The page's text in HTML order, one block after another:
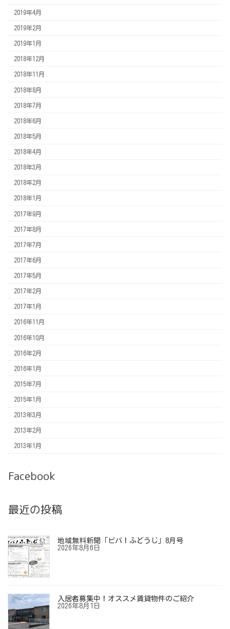
2019年4月
2019年2月
2019年1月
2018年12月
2018年11月
2018年8月
2018年7月
2018年6月
2018年5月
2018年4月
2018年3月
2018年2月
2018年1月
2017年9月
2017年8月
2017年7月
2017年6月
2017年5月
2017年2月
2017年1月
2016年11月
2016年10月
2016年2月
2016年1月
2015年7月
2015年1月
2013年3月
2013年2月
2013年1月
Facebook
最近の投稿
地域無料新聞「ビバ！ふどうじ」8月号
2026年8月6日
入居者募集中！オススメ賃貸物件のご紹介
2026年8月1日